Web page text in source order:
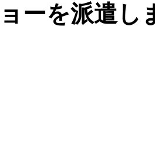
ーを派遣し